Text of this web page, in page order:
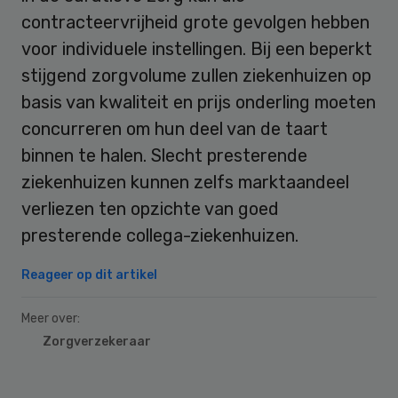
contracteervrijheid grote gevolgen hebben
voor individuele instellingen. Bij een beperkt
stijgend zorgvolume zullen ziekenhuizen op
basis van kwaliteit en prijs onderling moeten
concurreren om hun deel van de taart
binnen te halen. Slecht presterende
ziekenhuizen kunnen zelfs marktaandeel
verliezen ten opzichte van goed
presterende collega-ziekenhuizen.
Reageer op dit artikel
Meer over:
Zorgverzekeraar